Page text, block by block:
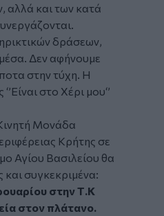
αλλά και των κατά
δράσεων,
Δεν αφήνουμε
στην τύχη. Η
στο Χέρι μου‘’
Μονάδα
Κρήτης σε
Αγίου Βασιλείου θα
και συγκεκριμένα:
στην Τ.Κ
στον πλάτανο.